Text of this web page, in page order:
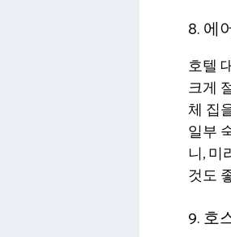
8. 에
호텔
크게
체 집
일부
니, 미
것도
9. 호